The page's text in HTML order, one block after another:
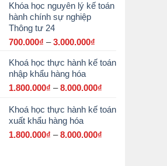
từ
Khóa học nguyên lý kế toán
hành chính sự nghiệp
Thông tư 24
700.000₫ – 3.000.000₫
từ
đến
Khoá học thực hành kế toán
nhập khẩu hàng hóa
1.800.000₫ – 8.000.000₫
từ
Khoá học thực hành kế toán
xuất khẩu hàng hóa
1.800.000₫ – 8.000.000₫